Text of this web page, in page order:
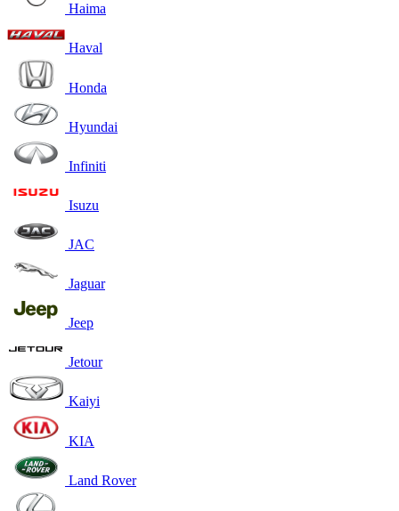
Haima
Haval
Honda
Hyundai
Infiniti
Isuzu
JAC
Jaguar
Jeep
Jetour
Kaiyi
KIA
Land Rover